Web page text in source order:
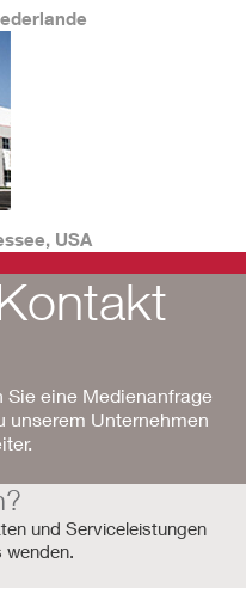
USA
Sie eine Medienanfrage
unserem Unternehmen
und Serviceleistungen
wenden.